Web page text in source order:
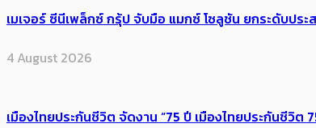
เมเจอร์ ซีนีเพล็กซ์ กรุ้ป จับมือ แมกซ์ โซลูชัน ยกระดับป
4 August 2026
เมืองไทยประกันชีวิต จัดงาน “75 ปี เมืองไทยประกันชี